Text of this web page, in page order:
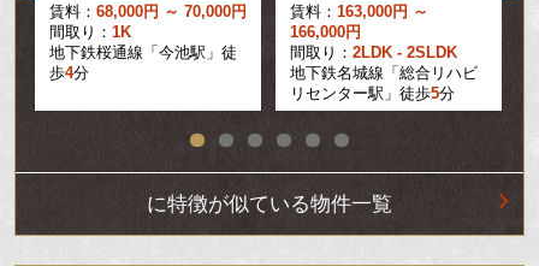
賃料： 68,000円 ～ 70,000円
間取り： 1K
地下鉄桜通線「今池駅」徒
歩4分
賃料： 163,000円 ～
166,000円
間取り： 2LDK - 2SLDK
地下鉄名城線「総合リハビ
リセンター駅」徒歩5分
に特徴が似ている物件一覧